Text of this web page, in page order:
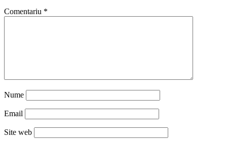
Comentariu *
Nume
Email
Site web